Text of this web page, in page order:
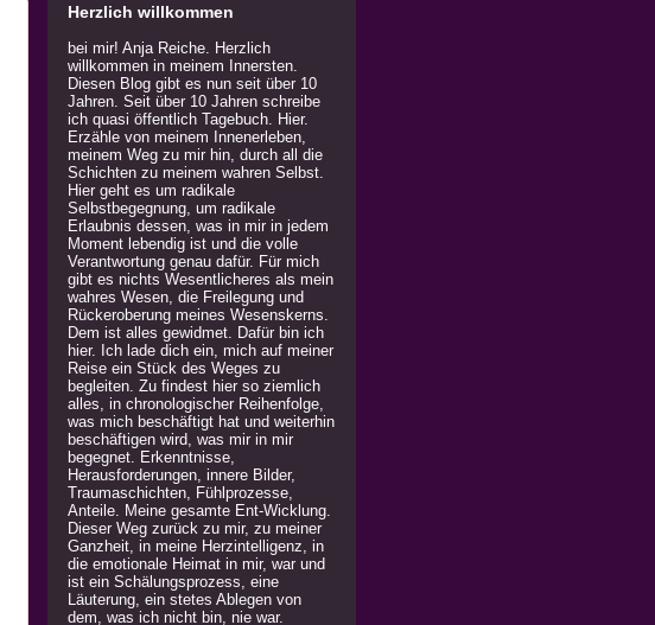
Herzlich willkommen
bei mir! Anja Reiche. Herzlich
willkommen in meinem Innersten.
Diesen Blog gibt es nun seit über 10
Jahren. Seit über 10 Jahren schreibe
ich quasi öffentlich Tagebuch. Hier.
Erzähle von meinem Innenerleben,
meinem Weg zu mir hin, durch all die
Schichten zu meinem wahren Selbst.
Hier geht es um radikale
Selbstbegegnung, um radikale
Erlaubnis dessen, was in mir in jedem
Moment lebendig ist und die volle
Verantwortung genau dafür. Für mich
gibt es nichts Wesentlicheres als mein
wahres Wesen, die Freilegung und
Rückeroberung meines Wesenskerns.
Dem ist alles gewidmet. Dafür bin ich
hier. Ich lade dich ein, mich auf meiner
Reise ein Stück des Weges zu
begleiten. Zu findest hier so ziemlich
alles, in chronologischer Reihenfolge,
was mich beschäftigt hat und weiterhin
beschäftigen wird, was mir in mir
begegnet. Erkenntnisse,
Herausforderungen, innere Bilder,
Traumaschichten, Fühlprozesse,
Anteile. Meine gesamte Ent-Wicklung.
Dieser Weg zurück zu mir, zu meiner
Ganzheit, in meine Herzintelligenz, in
die emotionale Heimat in mir, war und
ist ein Schälungsprozess, eine
Läuterung, ein stetes Ablegen von
dem, was ich nicht bin, nie war.